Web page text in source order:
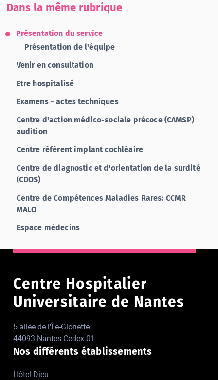
Dans la même rubrique
Présentation du service
Présentation de l'équipe
Venir en consultation
Etre hospitalisé
Examens - actes techniques
Centre d'action médico-sociale précoce (CAMSP)
audition
Centre référent implant cochléaire
Centre de diagnostic et d'orientation de la surdité
(CDOS)
Centre de Compétences Maladies Rares: CCMR
MALO
Espace médecins
Centre Hospitalier
Universitaire de Nantes
5 allée de l'Île-Gloriette
44093 Nantes Cedex 01
Nos différents établissements
Hôtel-Dieu